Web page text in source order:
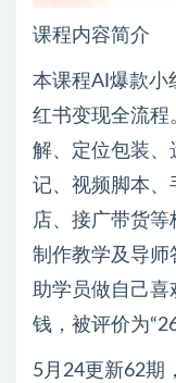
课程内容简介
本课程AI爆款小
红书变现全流程
解、定位包装、
记、视频脚本、
店、接广带货
制作教学及导师
助学员做自己喜
钱，被评价为
5月24更新62期